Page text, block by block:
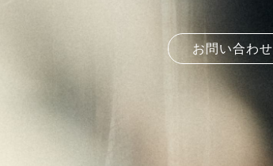
お問い合わせ